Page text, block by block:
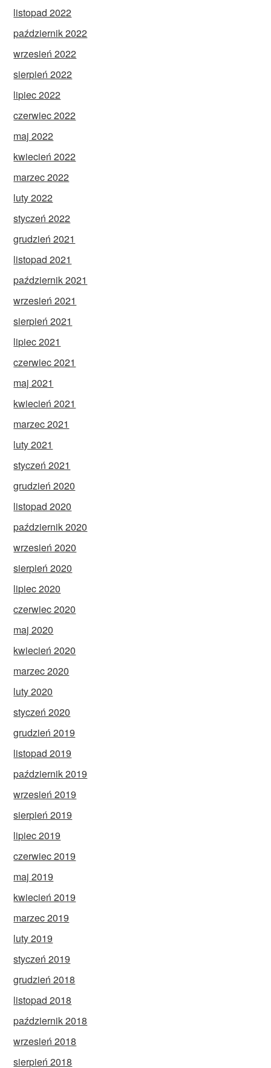
listopad 2022
październik 2022
wrzesień 2022
sierpień 2022
lipiec 2022
czerwiec 2022
maj 2022
kwiecień 2022
marzec 2022
luty 2022
styczeń 2022
grudzień 2021
listopad 2021
październik 2021
wrzesień 2021
sierpień 2021
lipiec 2021
czerwiec 2021
maj 2021
kwiecień 2021
marzec 2021
luty 2021
styczeń 2021
grudzień 2020
listopad 2020
październik 2020
wrzesień 2020
sierpień 2020
lipiec 2020
czerwiec 2020
maj 2020
kwiecień 2020
marzec 2020
luty 2020
styczeń 2020
grudzień 2019
listopad 2019
październik 2019
wrzesień 2019
sierpień 2019
lipiec 2019
czerwiec 2019
maj 2019
kwiecień 2019
marzec 2019
luty 2019
styczeń 2019
grudzień 2018
listopad 2018
październik 2018
wrzesień 2018
sierpień 2018